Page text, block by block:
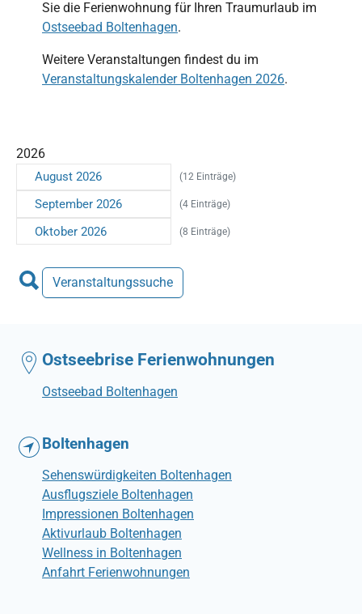
Sie die Ferienwohnung für Ihren Traumurlaub im
Ostseebad Boltenhagen.
Weitere Veranstaltungen findest du im
Veranstaltungskalender Boltenhagen 2026.
2026
August 2026 (12 Einträge)
September 2026 (4 Einträge)
Oktober 2026 (8 Einträge)
Veranstaltungssuche
Ostseebrise Ferienwohnungen
Ostseebad Boltenhagen
Boltenhagen
Sehenswürdigkeiten Boltenhagen
Ausflugsziele Boltenhagen
Impressionen Boltenhagen
Aktivurlaub Boltenhagen
Wellness in Boltenhagen
Anfahrt Ferienwohnungen